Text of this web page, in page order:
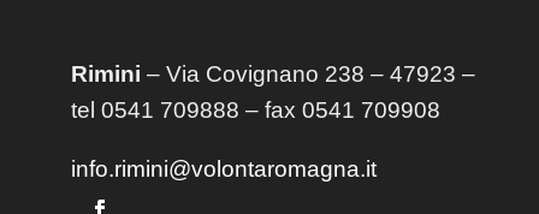
Rimini – Via Covignano 238 – 47923 –
tel 0541 709888 – fax 0541 709908
info.rimini@volontaromagna.it